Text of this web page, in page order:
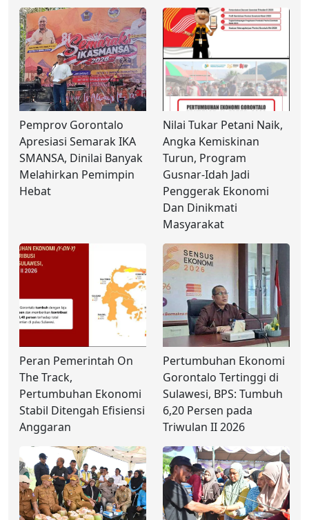
Pemprov Gorontalo
Apresiasi Semarak IKA
SMANSA, Dinilai Banyak
Melahirkan Pemimpin
Hebat
Nilai Tukar Petani Naik,
Angka Kemiskinan
Turun, Program
Gusnar-Idah Jadi
Penggerak Ekonomi
Dan Dinikmati
Masyarakat
Peran Pemerintah On
The Track,
Pertumbuhan Ekonomi
Stabil Ditengah Efisiensi
Anggaran
Pertumbuhan Ekonomi
Gorontalo Tertinggi di
Sulawesi, BPS: Tumbuh
6,20 Persen pada
Triwulan II 2026